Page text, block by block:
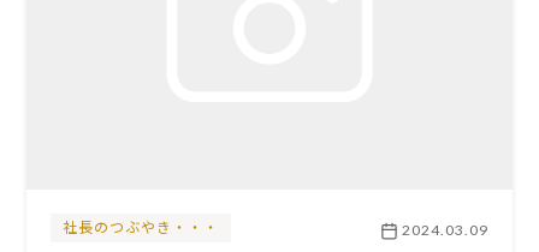
社長のつぶやき・・・ 2024.03.09